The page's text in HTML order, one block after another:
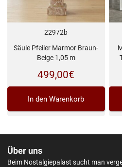
22972b
Säule Pfeiler Marmor Braun-
Beige 1,05 m
499,00€
In den Warenkorb
Über uns
Beim Nostalgiepalast sucht man